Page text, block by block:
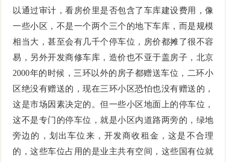
以通过审计，看房价里是否包含了车库建设费用，像
一些小区，不是一个两个三个的地下车库，而是规模
相当大，甚至会有几千个停车位，房价都摊了很不容
易，另外开发商修车库，造价也不亚于盖房子，北京
2000年的时候，三环以外的房子都赠送车位，二环小
区绝没有赠送的，现在三环小区恐怕也没有赠送的，
这是市场因素决定的。但一些小区地面上的停车位，
这不是专门的停车位，就是小区内道路两旁的，绿地
旁边的，划出车位来，开发商收租金，这是不合理
的，这些车位占用的是业主共有空间，这些国有位就